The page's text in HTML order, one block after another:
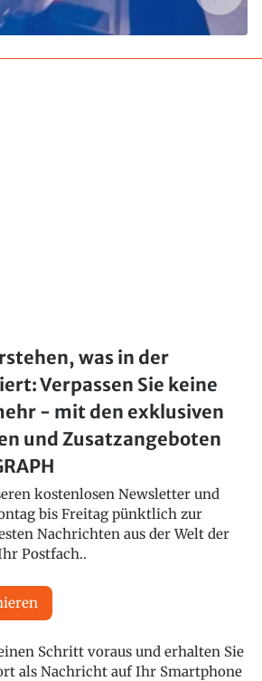
was in der
Verpassen Sie keine
- mit den exklusiven
und Zusatzangeboten
kostenlosen Newsletter und
bis Freitag pünktlich zur
Nachrichten aus der Welt der
Postfach..
Schritt voraus und erhalten Sie
als Nachricht auf Ihr Smartphone